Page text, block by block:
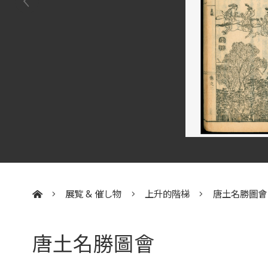
展覧 & 催し物 上升的階梯 唐土名勝圖會
唐土名勝圖會